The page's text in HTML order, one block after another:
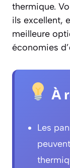
thermique.
ils excellent,
meilleure
économies
À
Les